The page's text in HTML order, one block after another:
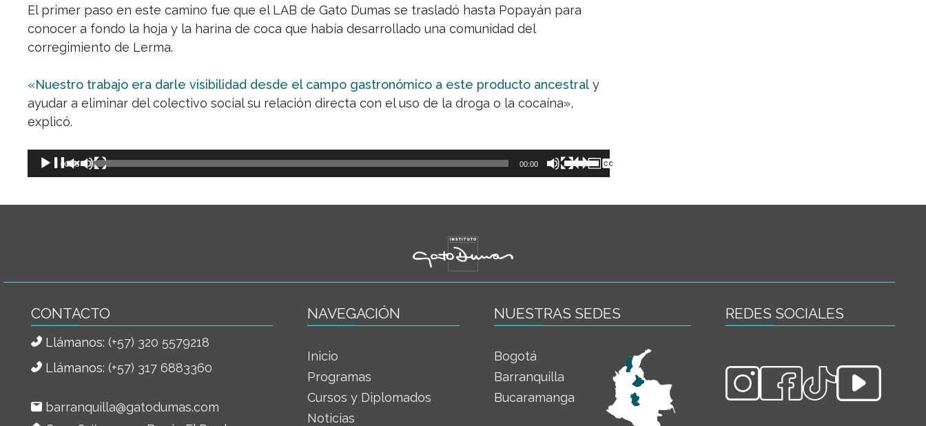
El primer paso en este camino fue que el LAB de Gato Dumas se trasladó hasta Popayán para
conocer a fondo la hoja y la harina de coca que había desarrollado una comunidad del
corregimiento de Lerma.
«Nuestro trabajo era darle visibilidad desde el campo gastronómico a este producto ancestral y
ayudar a eliminar del colectivo social su relación directa con el uso de la droga o la cocaína»,
explicó.
Reproductor
de
00:00 00:00
Utiliza
las
o
disminuir
CONTACTO
Llámanos: (+57) 320 5579218
Llámanos: (+57) 317 6883360
barranquilla@gatodumas.com
NAVEGACIÓN
Inicio
Programas
Cursos y Diplomados
Noticias
NUESTRAS SEDES
Bogotá
Barranquilla
Bucaramanga
REDES SOCIALES